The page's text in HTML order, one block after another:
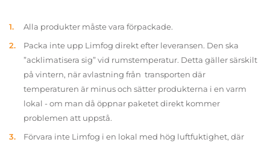
Alla produkter måste vara förpackade.
Packa inte upp Limfog direkt efter leveransen. Den ska
”acklimatisera sig” vid rumstemperatur. Detta gäller särskilt
på vintern, när avlastning från transporten där
temperaturen är minus och sätter produkterna i en varm
lokal - om man då öppnar paketet direkt kommer
problemen att uppstå.
Förvara inte Limfog i en lokal med hög luftfuktighet, där